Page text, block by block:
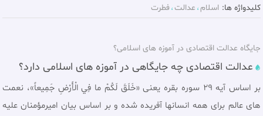
کلیدواژه ها: اسلام عدالت فطرت
جایگاه عدالت اقتصادی در آموزه های اسلامی؟
عدالت اقتصادی چه جايگاهی در آموزه های اسلامی دارد؟
بر اساس آيه ۲۹ سوره بقره یعنی «خَلَقَ‏ لَكُمْ‏ ما فِي‏ الْأَرْضِ‏ جَمِيعاً»، نعمت
هاى عالم براى همه انسانها آفريده شده و بر اساس بيان اميرمؤمنان علیه